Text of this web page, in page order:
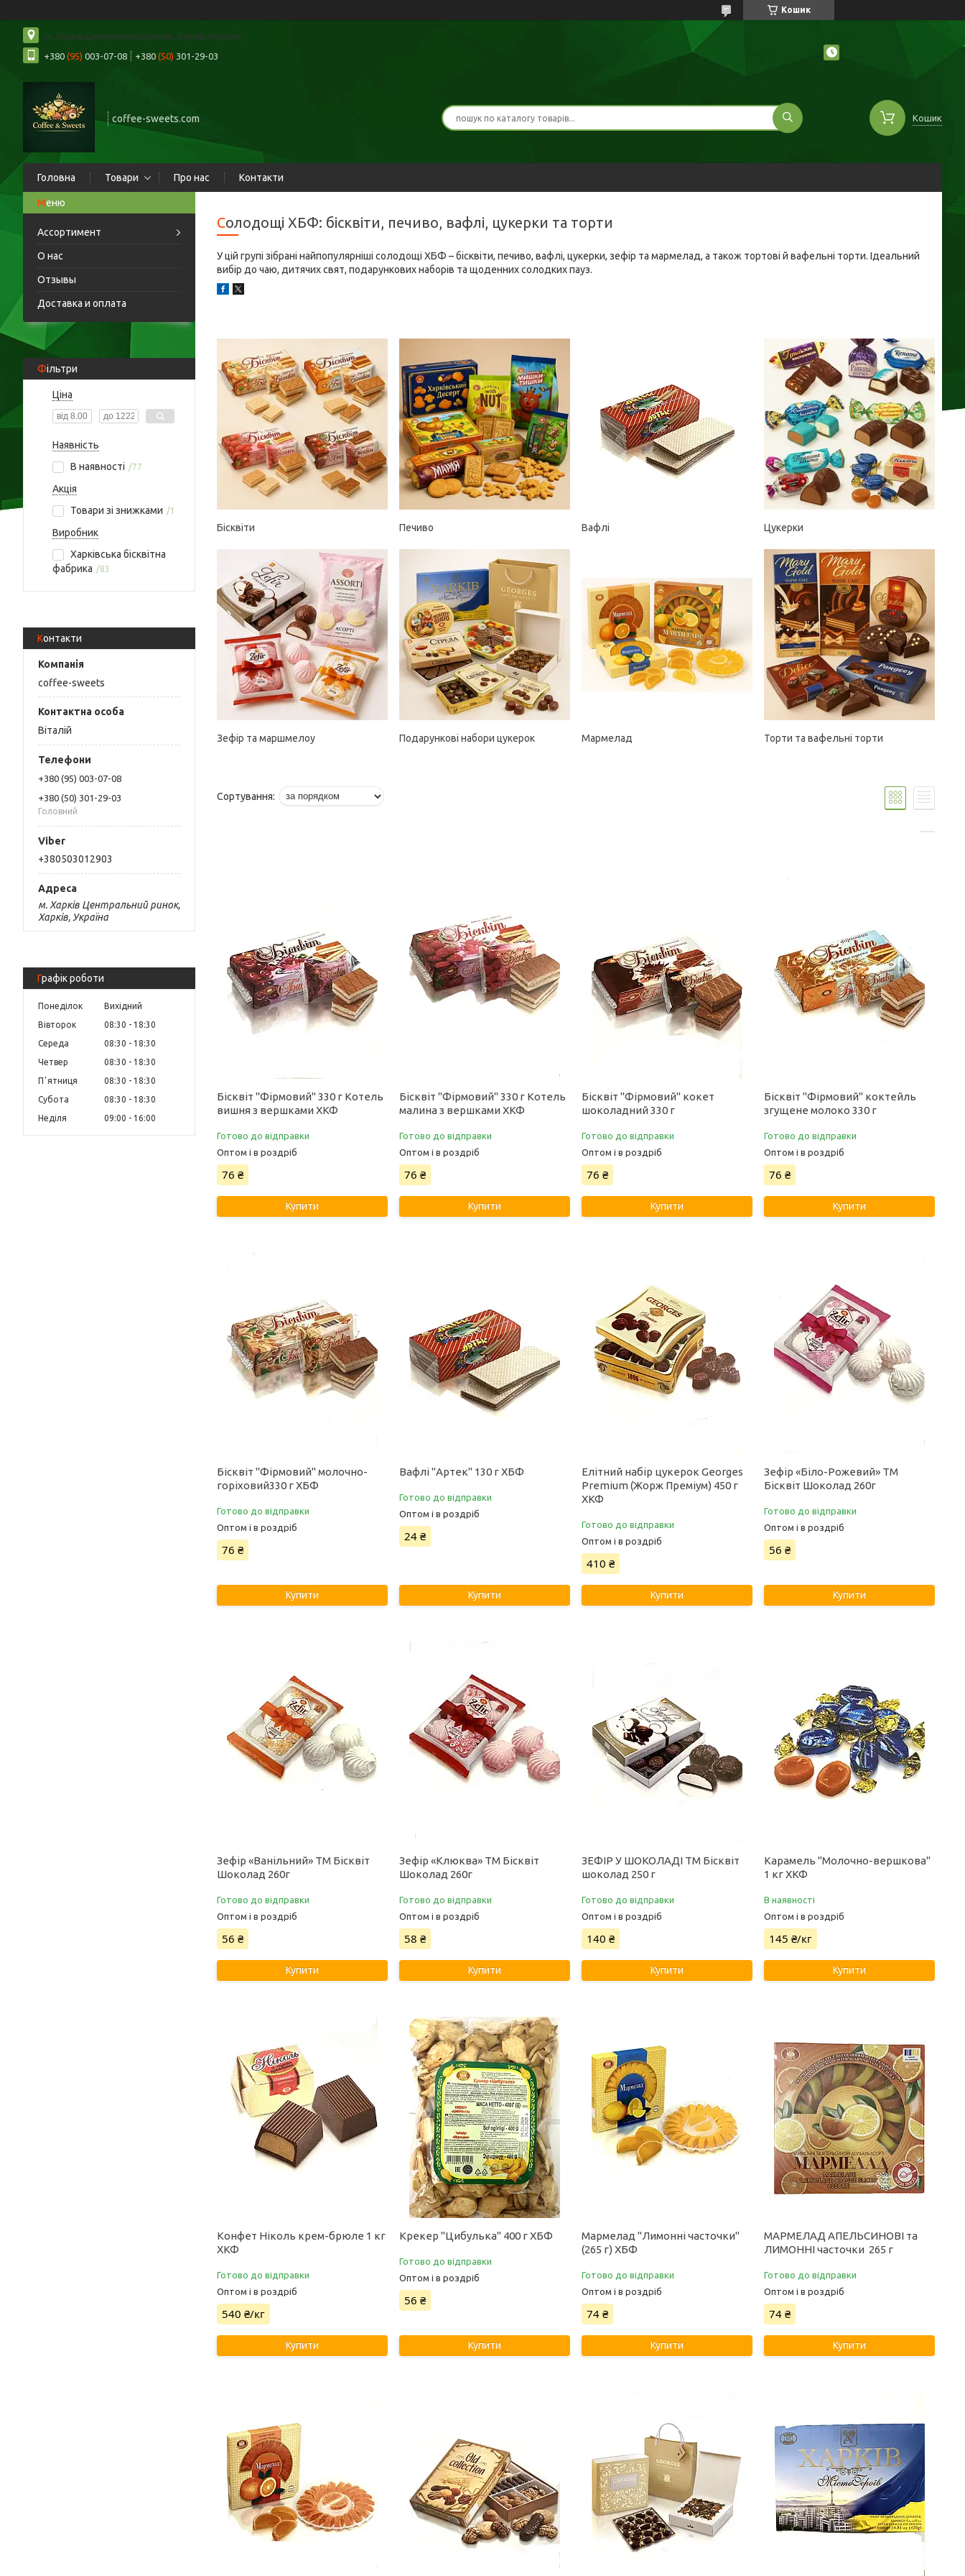
Кошик
м. Харків Центральний ринок, Харків, Україна
+380 (95) 003-07-08 +380 (50) 301-29-03
coffee-sweets.com Кошик
Головна Товари Про нас Контакти
Ассортимент
О нас
Отзывы
Доставка и оплата
Фільтри
Ціна
Наявність
В наявності
77
Акція
Товари зі знижками
1
Виробник
Харківська бісквітна
фабрика
83
Контакти
coffee-sweets
Віталій
+380 (95) 003-07-08
+380 (50) 301-29-03
Головний
+380503012903
м. Харків Центральний ринок,
Харків, Україна
Графік роботи
Понеділок
Вихідний
Вівторок
08:30
18:30
Середа
08:30
18:30
Четвер
08:30
18:30
Пʼятниця
08:30
18:30
Субота
08:30
18:30
Неділя
09:00 16:00
Солодощі ХБФ: бісквіти, печиво, вафлі, цукерки та торти
У цій групі зібрані найпопулярніші солодощі ХБФ – бісквіти, печиво, вафлі, цукерки, зефір та мармелад, а також тортові й вафельні торти. Ідеальний
вибір до чаю, дитячих свят, подарункових наборів та щоденних солодких пауз.
Бісквіти Печиво Вафлі Цукерки
Зефір та маршмелоу Подарункові набори цукерок Мармелад Торти та вафельні торти
Бісквіт "Фірмовий" 330 г Котель
вишня з вершками ХКФ
Готово до відправки
Оптом і в роздріб
76 ₴
Купити
Бісквіт "Фірмовий" 330 г Котель
малина з вершками ХКФ
Готово до відправки
Оптом і в роздріб
76 ₴
Купити
Бісквіт "Фірмовий" кокет
шоколадний 330 г
Готово до відправки
Оптом і в роздріб
76 ₴
Купити
Бісквіт "Фірмовий" коктейль
згущене молоко 330 г
Готово до відправки
Оптом і в роздріб
76 ₴
Купити
Бісквіт "Фірмовий" молочно-
горіховий330 г ХБФ
Готово до відправки
Оптом і в роздріб
76 ₴
Купити
Вафлі "Артек" 130 г ХБФ
Готово до відправки
Оптом і в роздріб
24 ₴
Купити
Елітний набір цукерок Georges
Premium (Жорж Преміум) 450 г
ХКФ
Готово до відправки
Оптом і в роздріб
410 ₴
Купити
Зефір «Біло-Рожевий» ТМ
Бісквіт Шоколад 260г
Готово до відправки
Оптом і в роздріб
56 ₴
Купити
Зефір «Ванільний» ТМ Бісквіт
Шоколад 260г
Готово до відправки
Оптом і в роздріб
56 ₴
Купити
Зефір «Клюква» ТМ Бісквіт
Шоколад 260г
Готово до відправки
Оптом і в роздріб
58 ₴
Купити
ЗЕФІР У ШОКОЛАДІ ТМ Бісквіт
шоколад 250 г
Готово до відправки
Оптом і в роздріб
140 ₴
Купити
Карамель "Молочно-вершкова"
1 кг ХКФ
В наявності
Оптом і в роздріб
145 ₴/кг
Купити
Конфет Ніколь крем-брюле 1 кг
ХКФ
Готово до відправки
Оптом і в роздріб
540 ₴/кг
Купити
Крекер "Цибулька" 400 г ХБФ
Готово до відправки
Оптом і в роздріб
56 ₴
Купити
Мармелад "Лимонні часточки"
(265 г) ХБФ
Готово до відправки
Оптом і в роздріб
74 ₴
Купити
МАРМЕЛАД АПЕЛЬСИНОВІ та
ЛИМОННІ часточки 265 г
Готово до відправки
Оптом і в роздріб
74 ₴
Купити